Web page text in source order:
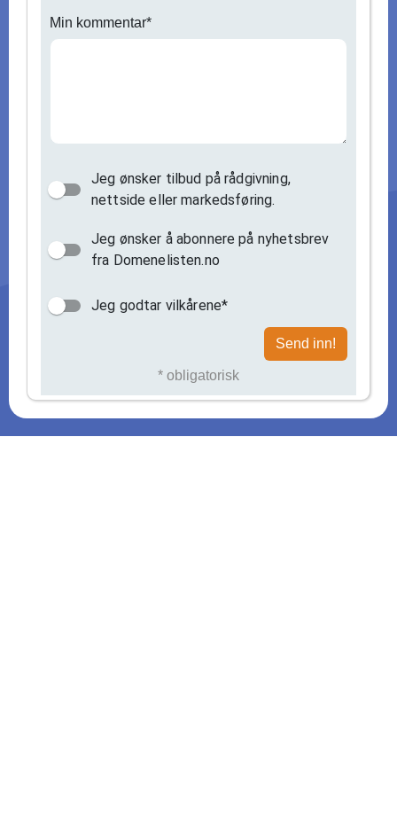
Min kommentar*
Jeg ønsker tilbud på rådgivning,
nettside eller markedsføring.
Jeg ønsker å abonnere på nyhetsbrev
fra Domenelisten.no
Jeg godtar vilkårene*
Send inn!
* obligatorisk